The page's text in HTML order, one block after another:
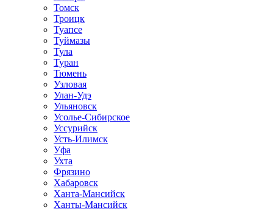
Томск
Троицк
Туапсе
Туймазы
Тула
Туран
Тюмень
Узловая
Улан-Удэ
Ульяновск
Усолье-Сибирское
Уссурийск
Усть-Илимск
Уфа
Ухта
Фрязино
Хабаровск
Ханта-Мансийск
Ханты-Мансийск